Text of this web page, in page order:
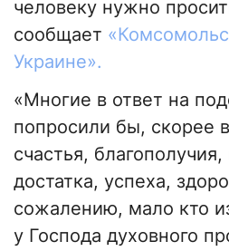
человеку нужно
сообщает
Украине».
«Многие в ответ на
попросили бы, скорее
счастья,
достатка, успеха,
сожалению, мало кто
у Господа духовного